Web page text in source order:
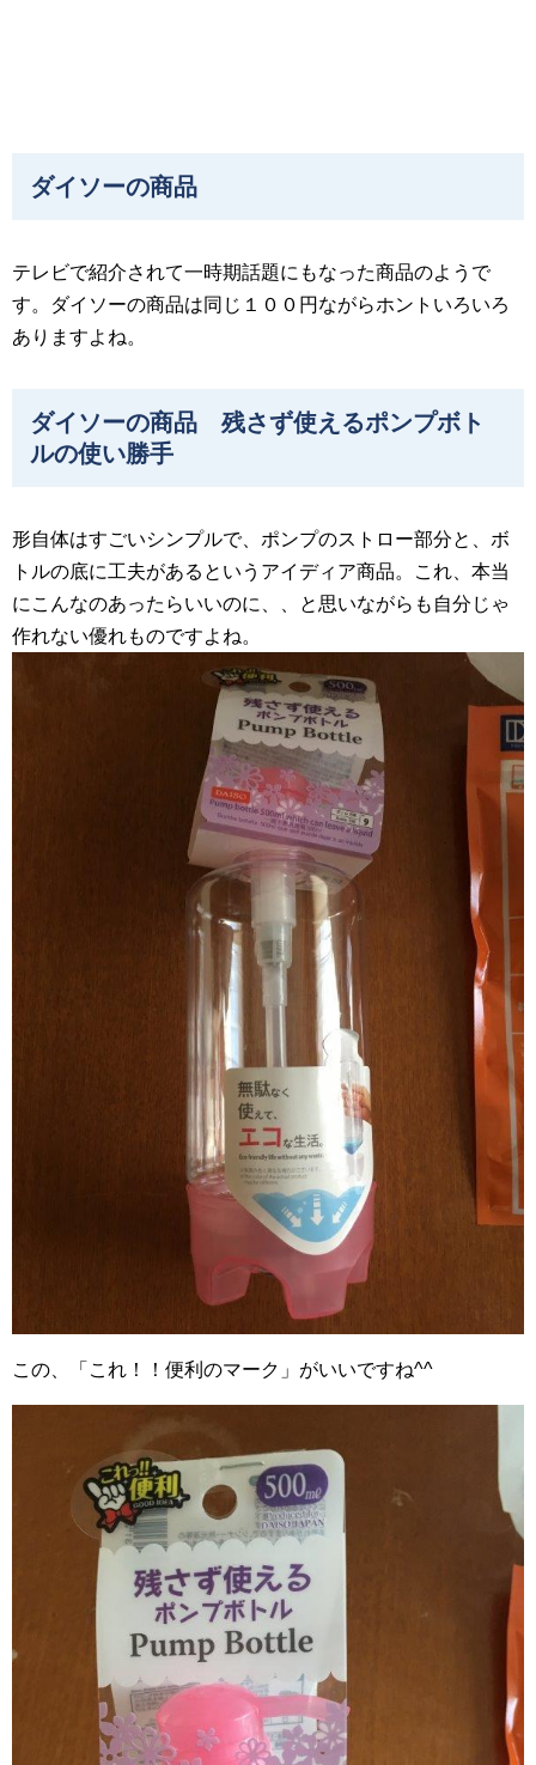
ダイソーの商品
テレビで紹介されて一時期話題にもなった商品のようで
す。ダイソーの商品は同じ１００円ながらホントいろいろ
ありますよね。
ダイソーの商品 残さず使えるポンプボト
ルの使い勝手
形自体はすごいシンプルで、ポンプのストロー部分と、ボ
トルの底に工夫があるというアイディア商品。これ、本当
にこんなのあったらいいのに、、と思いながらも自分じゃ
作れない優れものですよね。
この、「これ！！便利のマーク」がいいですね^^